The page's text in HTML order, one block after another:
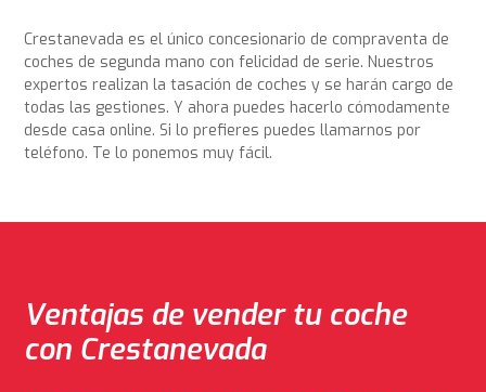
Crestanevada es el único concesionario de compraventa de
coches de segunda mano con felicidad de serie. Nuestros
expertos realizan la tasación de coches y se harán cargo de
todas las gestiones. Y ahora puedes hacerlo cómodamente
desde casa online. Si lo prefieres puedes llamarnos por
teléfono. Te lo ponemos muy fácil.
Ventajas de vender tu coche
con Crestanevada